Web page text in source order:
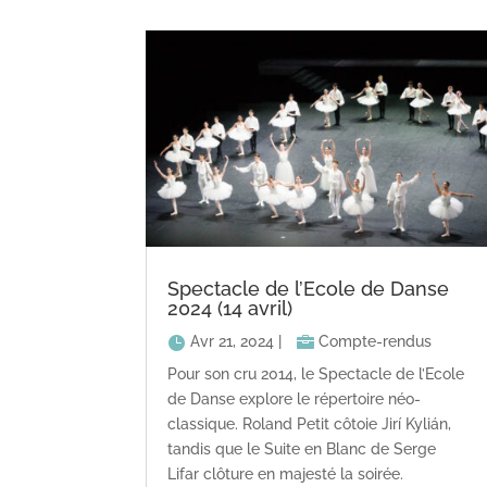
Spectacle de l’Ecole de Danse
2024 (14 avril)
Avr 21, 2024
Compte-rendus
Pour son cru 2014, le Spectacle de l’Ecole
de Danse explore le répertoire néo-
classique. Roland Petit côtoie Jirí Kylián,
tandis que le Suite en Blanc de Serge
Lifar clôture en majesté la soirée.